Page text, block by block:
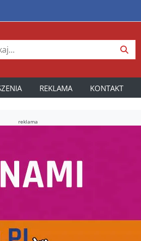
REKLAMA KONTAKT
reklama